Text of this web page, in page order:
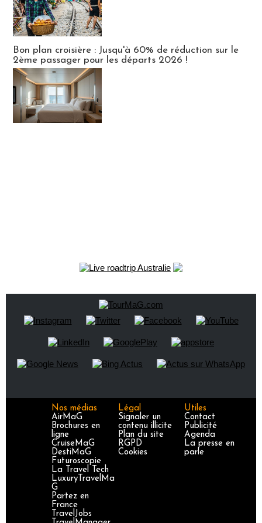
Bon plan croisière : Jusqu'à 60% de réduction sur le
2ème passager pour les départs 2026 !
Nos médias
AirMaG
Brochures en
ligne
CruiseMaG
DestiMaG
Futuroscopie
La Travel Tech
LuxuryTravelMa
G
Partez en
France
TravelJobs
Légal
Signaler un
contenu illicite
Plan du site
RGPD
Cookies
Utiles
Contact
Publicité
Agenda
La presse en
parle